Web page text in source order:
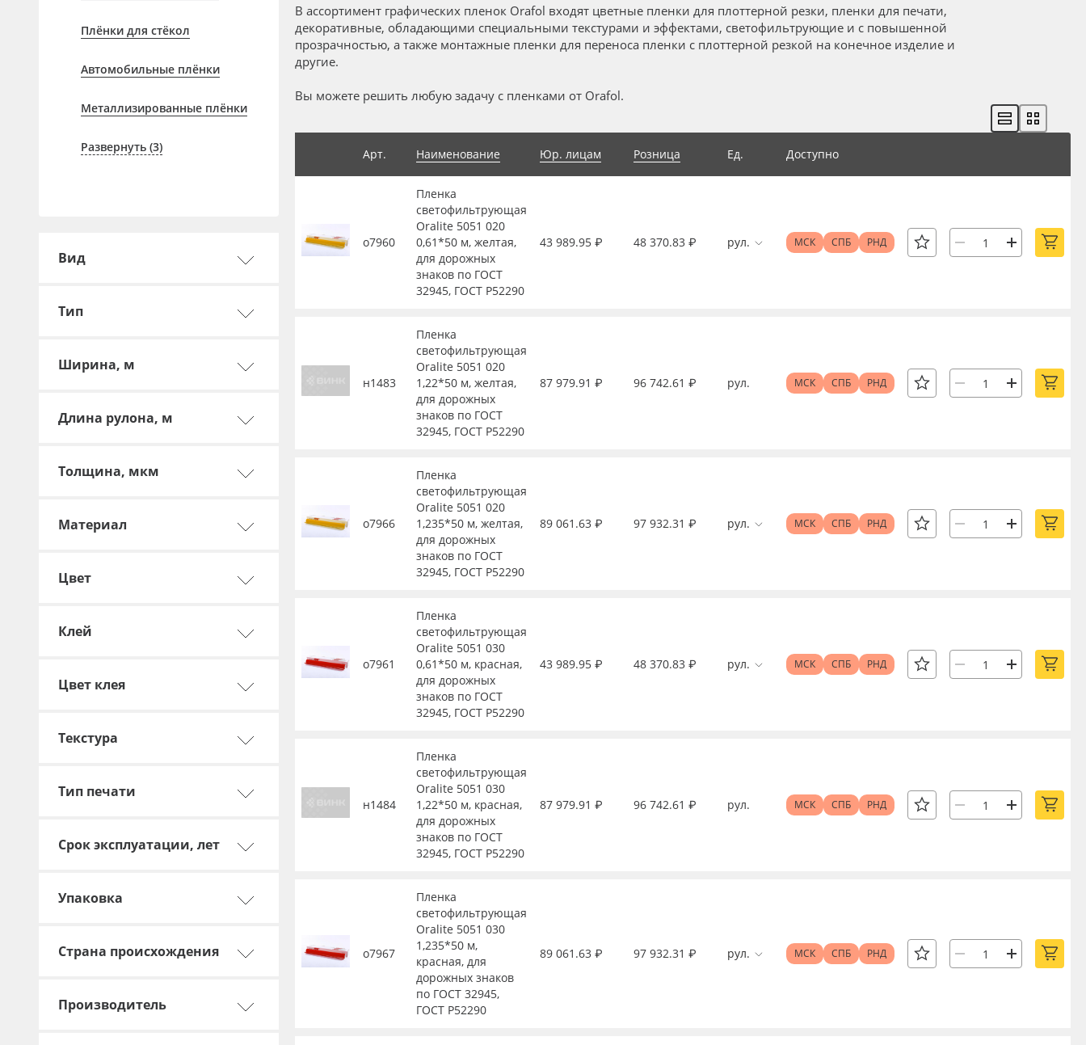
Оборудование и инструмент
Новинки ассортимента
Плёнка монтажная Oratape
Баннер
Плёнки для стёкол
Автомобильные плёнки
Металлизированные плёнки
Развернуть (3)
Вид
Тип
Ширина, м
Длина рулона, м
Толщина, мкм
Материал
Цвет
Клей
Цвет клея
Текстура
Тип печати
Срок эксплуатации, лет
Упаковка
Страна происхождения
Производитель
В ассортимент графических пленок Orafol входят цветные пленки для плоттерной резки, пленки для печати,
декоративные, обладающими специальными текстурами и эффектами, светофильтрующие и с повышенной
прозрачностью, а также монтажные пленки для переноса пленки с плоттерной резкой на конечное изделие и
другие.
Вы можете решить любую задачу с пленками от Orafol.
Арт. Наименование Юр. лицам Розница Ед. Доступно
о7960
Пленка
светофильтрующая
Oralite 5051 020
0,61*50 м, желтая,
для дорожных
знаков по ГОСТ
32945, ГОСТ Р52290
43 989.95 ₽ 48 370.83 ₽ рул. МСК СПБ РНД
н1483
Пленка
светофильтрующая
Oralite 5051 020
1,22*50 м, желтая,
для дорожных
знаков по ГОСТ
32945, ГОСТ Р52290
87 979.91 ₽ 96 742.61 ₽ рул. МСК СПБ РНД
о7966
Пленка
светофильтрующая
Oralite 5051 020
1,235*50 м, желтая,
для дорожных
знаков по ГОСТ
32945, ГОСТ Р52290
89 061.63 ₽ 97 932.31 ₽ рул. МСК СПБ РНД
о7961
Пленка
светофильтрующая
Oralite 5051 030
0,61*50 м, красная,
для дорожных
знаков по ГОСТ
32945, ГОСТ Р52290
43 989.95 ₽ 48 370.83 ₽ рул. МСК СПБ РНД
н1484
Пленка
светофильтрующая
Oralite 5051 030
1,22*50 м, красная,
для дорожных
знаков по ГОСТ
32945, ГОСТ Р52290
87 979.91 ₽ 96 742.61 ₽ рул. МСК СПБ РНД
о7967
Пленка
светофильтрующая
Oralite 5051 030
1,235*50 м,
красная, для
дорожных знаков
по ГОСТ 32945,
ГОСТ Р52290
89 061.63 ₽ 97 932.31 ₽ рул. МСК СПБ РНД